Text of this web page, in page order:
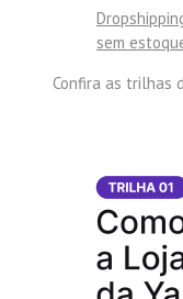
sem
Confira as trilhas